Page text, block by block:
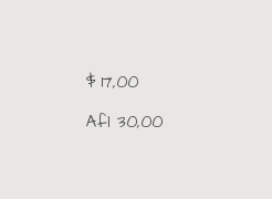
$ 17,00
Afl 30,00